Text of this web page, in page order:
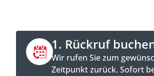
1. Rückruf
Wir rufen Sie zum
Zeitpunkt zurück. Sofort